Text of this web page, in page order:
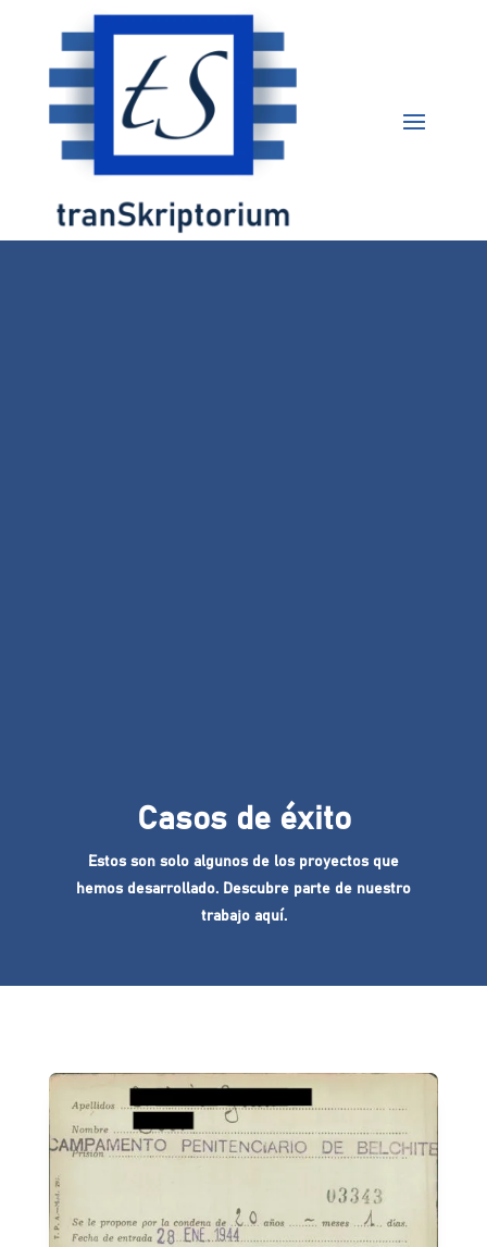
Casos de éxito
Estos son solo algunos de los proyectos que
hemos desarrollado. Descubre parte de nuestro
trabajo aquí.